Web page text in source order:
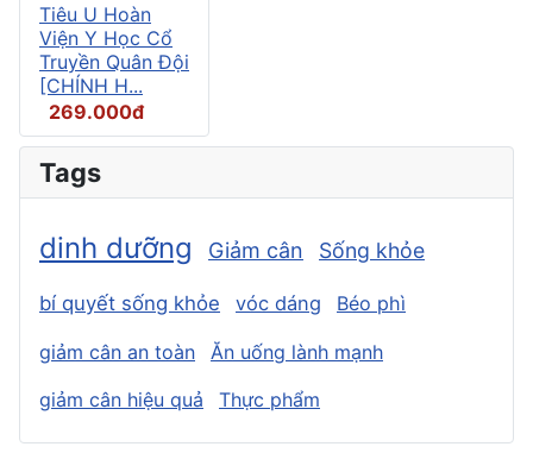
Tiêu U Hoàn
Viện Y Học Cổ
Truyền Quân Đội
[CHÍNH H...
269.000đ
Tags
dinh dưỡng Giảm cân Sống khỏe
bí quyết sống khỏe vóc dáng Béo phì
giảm cân an toàn
Ăn uống lành mạnh
giảm cân hiệu quả
Thực phẩm